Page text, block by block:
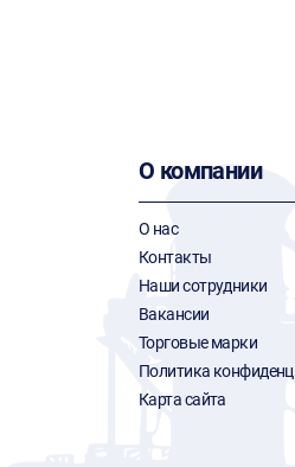
О компании
О нас
Контакты
Наши сотрудники
Вакансии
Торговые марки
Политика
Карта сайта